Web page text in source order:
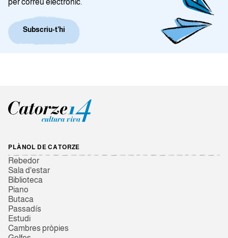
per correu electrònic.
Subscriu-t’hi
PLÀNOL DE CATORZE
Rebedor
Sala d'estar
Biblioteca
Piano
Butaca
Passadís
Estudi
Cambres pròpies